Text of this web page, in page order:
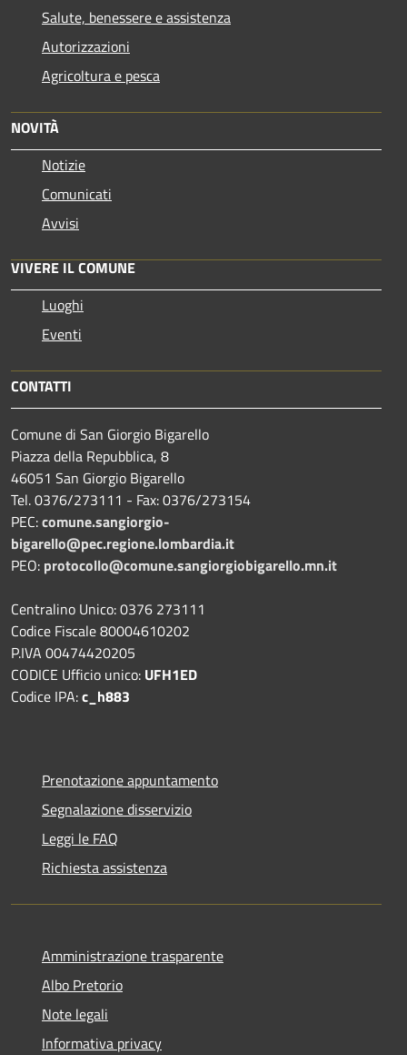
Salute, benessere e assistenza
Autorizzazioni
Agricoltura e pesca
NOVITÀ
Notizie
Comunicati
Avvisi
VIVERE IL COMUNE
Luoghi
Eventi
CONTATTI
Comune di San Giorgio Bigarello
Piazza della Repubblica, 8
46051 San Giorgio Bigarello
Tel. 0376/273111 - Fax: 0376/273154
PEC:comune.sangiorgio-
bigarello@pec.regione.lombardia.it
PEO: protocollo@comune.sangiorgiobigarello.mn.it
Centralino Unico: 0376 273111
Codice Fiscale 80004610202
P.IVA 00474420205
CODICE Ufficio unico: UFH1ED
Codice IPA:c_h883
Prenotazione appuntamento
Segnalazione disservizio
Leggi le FAQ
Richiesta assistenza
Amministrazione trasparente
Albo Pretorio
Note legali
Informativa privacy